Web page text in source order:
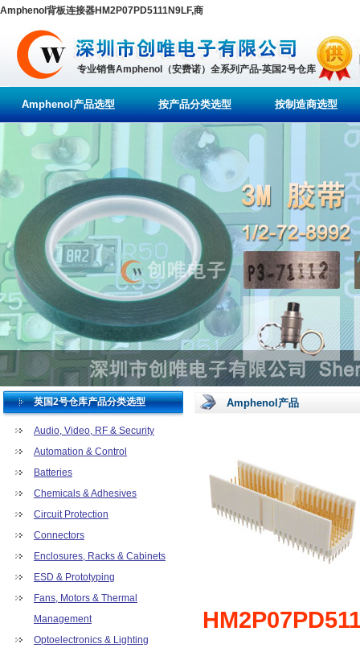
Amphenol背板连接器HM2P07PD5111N9LF,商
专业销售Amphenol（安费诺）全系列产品-英国2号仓库
Amphenol产品选型 按产品分类选型 按制造商选型
英国2号仓库产品分类选型
Audio, Video, RF & Security
Automation & Control
Batteries
Chemicals & Adhesives
Circuit Protection
Connectors
Enclosures, Racks & Cabinets
ESD & Prototyping
Fans, Motors & Thermal
Management
Optoelectronics & Lighting
Amphenol产品